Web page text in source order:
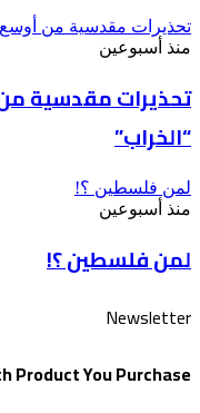
تحذيرات مقدسية من
منذ أسبوعين
تحذيرات مقدسية
“الخراب”
لمن فلسطين ؟!
منذ أسبوعين
لمن فلسطين ؟!
Newsletter
Product You Purchase